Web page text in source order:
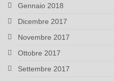
Gennaio 2018
Dicembre 2017
Novembre 2017
Ottobre 2017
Settembre 2017